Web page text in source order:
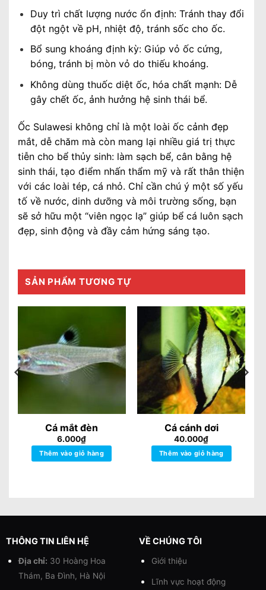
Duy trì chất lượng nước ổn định: Tránh thay đổi
đột ngột về pH, nhiệt độ, tránh sốc cho ốc.
Bổ sung khoáng định kỳ: Giúp vỏ ốc cứng,
bóng, tránh bị mòn vỏ do thiếu khoáng.
Không dùng thuốc diệt ốc, hóa chất mạnh: Dễ
gây chết ốc, ảnh hưởng hệ sinh thái bể.
Ốc Sulawesi không chỉ là một loài ốc cảnh đẹp
mắt, dễ chăm mà còn mang lại nhiều giá trị thực
tiễn cho bể thủy sinh: làm sạch bể, cân bằng hệ
sinh thái, tạo điểm nhấn thẩm mỹ và rất thân thiện
với các loài tép, cá nhỏ. Chỉ cần chú ý một số yếu
tố về nước, dinh dưỡng và môi trường sống, bạn
sẽ sở hữu một “viên ngọc lạ” giúp bể cá luôn sạch
đẹp, sinh động và đầy cảm hứng sáng tạo.
SẢN PHẨM TƯƠNG TỰ
Cá mắt đèn
6.000₫
Thêm vào giỏ hàng
Cá cánh dơi
40.000₫
Thêm vào giỏ hàng
THÔNG TIN LIÊN HỆ
Địa chỉ: 30 Hoàng Hoa
Thám, Ba Đình, Hà Nội
VỀ CHÚNG TÔI
Giới thiệu
Lĩnh vực hoạt động